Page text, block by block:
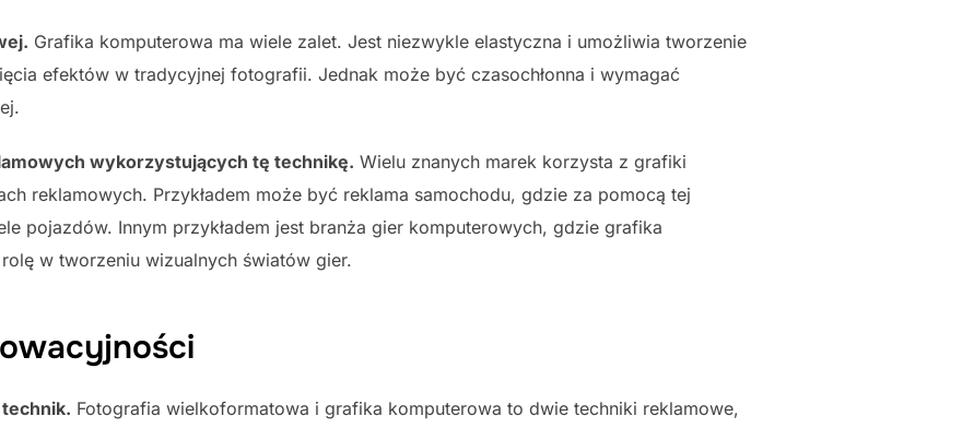
Grafika komputerowa ma wiele zalet. Jest niezwykle elastyczna i umożliwia tworzenie
efektów w tradycyjnej fotografii. Jednak może być czasochłonna i wymagać
wykorzystujących tę technikę. Wielu znanych marek korzysta z grafiki
reklamowych. Przykładem może być reklama samochodu, gdzie za pomocą tej
pojazdów. Innym przykładem jest branża gier komputerowych, gdzie grafika
w tworzeniu wizualnych światów gier.
Fotografia wielkoformatowa i grafika komputerowa to dwie techniki reklamowe,